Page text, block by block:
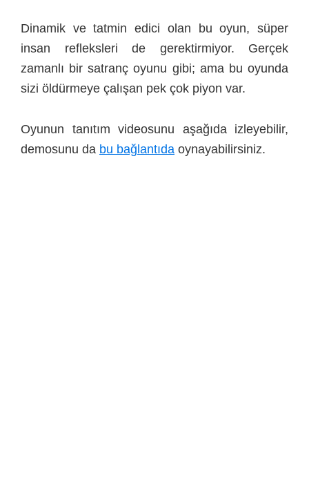
Dinamik ve tatmin edici olan bu oyun, süper
insan refleksleri de gerektirmiyor. Gerçek
zamanlı bir satranç oyunu gibi; ama bu oyunda
sizi öldürmeye çalışan pek çok piyon var.
Oyunun tanıtım videosunu aşağıda izleyebilir,
demosunu da bu bağlantıda oynayabilirsiniz.